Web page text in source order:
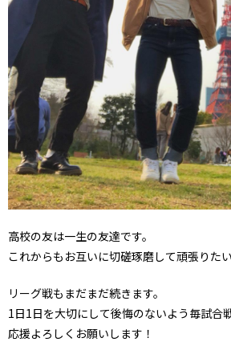
高校の友は一生の友達です。
これからもお互いに切磋琢磨して頑張りたい
リーグ戦もまだまだ続きます。
1日1日を大切にして後悔のないよう毎試合
応援よろしくお願いします！